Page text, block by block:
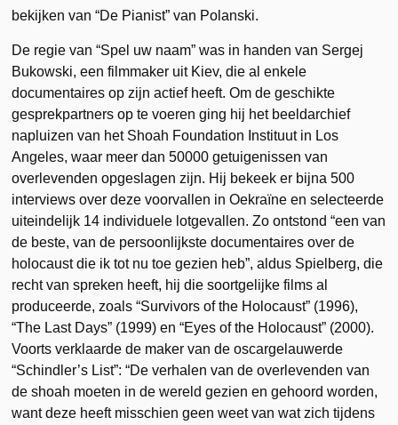
bekijken van “De Pianist” van Polanski.
De regie van “Spel uw naam” was in handen van Sergej
Bukowski, een filmmaker uit Kiev, die al enkele
documentaires op zijn actief heeft. Om de geschikte
gesprekpartners op te voeren ging hij het beeldarchief
napluizen van het Shoah Foundation Instituut in Los
Angeles, waar meer dan 50000 getuigenissen van
overlevenden opgeslagen zijn. Hij bekeek er bijna 500
interviews over deze voorvallen in Oekraïne en selecteerde
uiteindelijk 14 individuele lotgevallen. Zo ontstond “een van
de beste, van de persoonlijkste documentaires over de
holocaust die ik tot nu toe gezien heb”, aldus Spielberg, die
recht van spreken heeft, hij die soortgelijke films al
produceerde, zoals “Survivors of the Holocaust” (1996),
“The Last Days” (1999) en “Eyes of the Holocaust” (2000).
Voorts verklaarde de maker van de oscargelauwerde
“Schindler’s List”: “De verhalen van de overlevenden van
de shoah moeten in de wereld gezien en gehoord worden,
want deze heeft misschien geen weet van wat zich tijdens